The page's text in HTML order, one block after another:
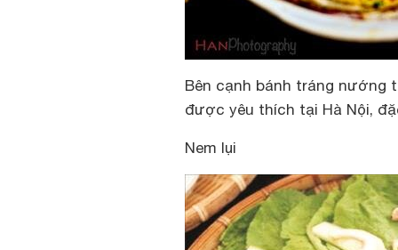
Bên cạnh bánh tráng nướng
được yêu thích tại Hà Nội,
Nem lụi